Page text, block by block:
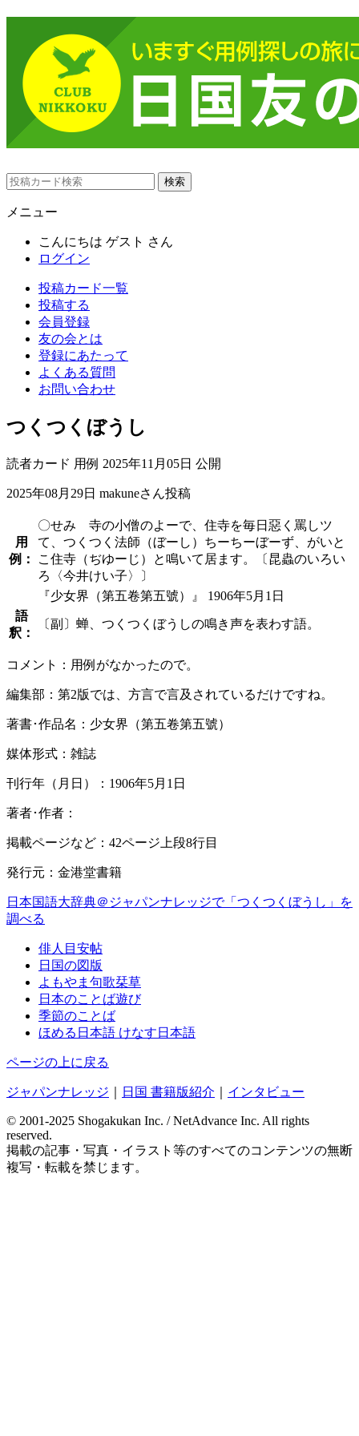
メニュー
こんにちは ゲスト さん
ログイン
投稿カード一覧
投稿する
会員登録
友の会とは
登録にあたって
よくある質問
お問い合わせ
つくつくぼうし
読者カード 用例 2025年11月05日 公開
2025年08月29日 makuneさん投稿
用
例：
〇せみ 寺の小僧のよーで、住寺を毎日惡く罵しツ
て、つくつく法師（ぼーし）ちーちーぼーず、がいと
こ住寺（ぢゆーじ）と鳴いて居ます。〔昆蟲のいろい
ろ〈今井けい子〉〕
『少女界（第五卷第五號）』 1906年5月1日
語
釈：
〔副〕蝉、つくつくぼうしの鳴き声を表わす語。
コメント：用例がなかったので。
編集部：第2版では、方言で言及されているだけですね。
著書･作品名：少女界（第五卷第五號）
媒体形式：雑誌
刊行年（月日）：1906年5月1日
著者･作者：
掲載ページなど：42ページ上段8行目
発行元：金港堂書籍
日本国語大辞典＠ジャパンナレッジで「つくつくぼうし」を
調べる
俳人目安帖
日国の図版
よもやま句歌栞草
日本のことば遊び
季節のことば
ほめる日本語 けなす日本語
ページの上に戻る
ジャパンナレッジ 日国 書籍版紹介 インタビュー
© 2001-2025 Shogakukan Inc. / NetAdvance Inc. All rights
reserved.
掲載の記事・写真・イラスト等のすべてのコンテンツの無断
複写・転載を禁じます。